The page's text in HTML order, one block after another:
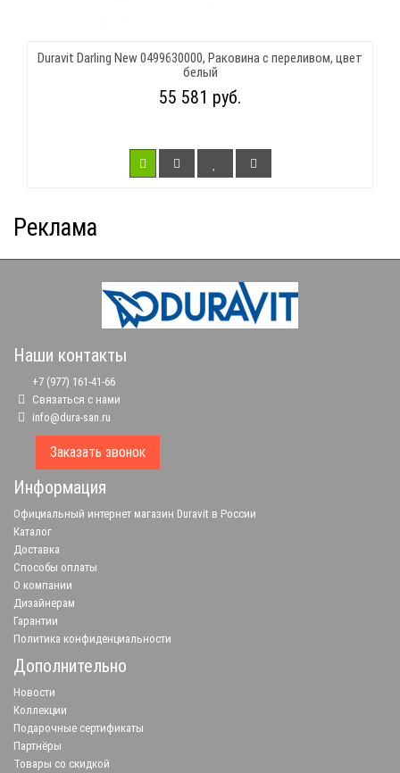
Duravit Darling New 0499630000, Раковина с переливом, цвет
белый
55 581 руб.
Реклама
Наши контакты
+7 (977) 161-41-66
Связаться с нами
info@dura-san.ru
Заказать звонок
Информация
Официальный интернет магазин Duravit в России
Каталог
Доставка
Способы оплаты
О компании
Дизайнерам
Гарантии
Политика конфиденциальности
Дополнительно
Новости
Коллекции
Подарочные сертификаты
Партнёры
Товары со скидкой